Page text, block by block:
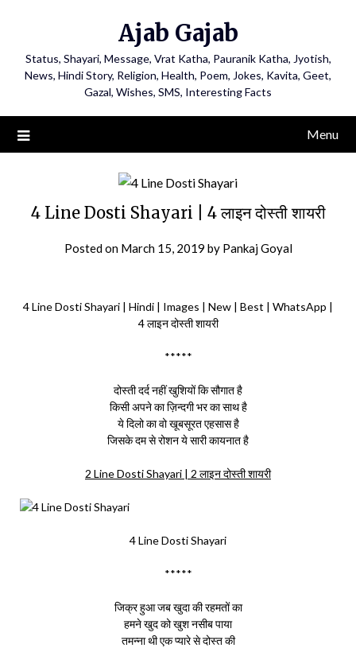
Ajab Gajab
Status, Shayari, Message, Vrat Katha, Pauranik Katha, Jyotish,
News, Hindi Story, Religion, Health, Poem, Jokes, Kavita, Geet,
Gazal, Wishes, SMS, Interesting Facts
Menu
4 Line Dosti Shayari | 4 लाइन दोस्ती शायरी
Posted on March 15, 2019 by Pankaj Goyal
4 Line Dosti Shayari | Hindi | Images | New | Best | WhatsApp |
4 लाइन दोस्ती शायरी
*****
दोस्ती दर्द नहीं खुशियों कि सौगात है
किसी अपने का ज़िन्दगी भर का साथ है
ये दिलो का वो खूबसूरत एहसास है
जिसके दम से रोशन ये सारी कायनात है
2 Line Dosti Shayari | 2 लाइन दोस्ती शायरी
4 Line Dosti Shayari
*****
जिक्र हुआ जब खुदा की रहमतों का
हमने खुद को खुश नसीब पाया
तमन्ना थी एक प्यारे से दोस्त की